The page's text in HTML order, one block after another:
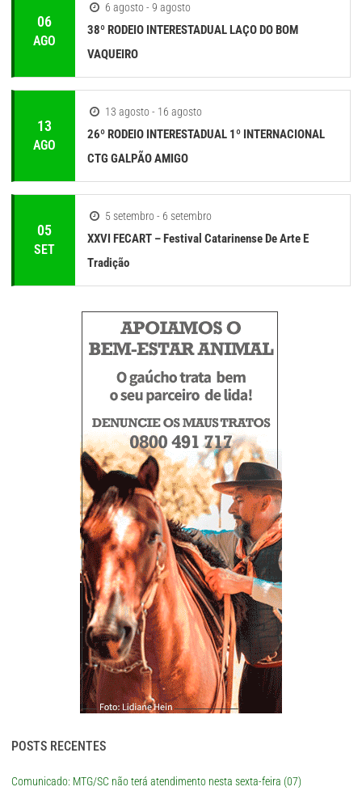
06
AGO
6 agosto - 9 agosto
38º RODEIO INTERESTADUAL LAÇO DO BOM
VAQUEIRO
13
AGO
13 agosto - 16 agosto
26º RODEIO INTERESTADUAL 1º INTERNACIONAL
CTG GALPÃO AMIGO
05
SET
5 setembro - 6 setembro
XXVI FECART – Festival Catarinense De Arte E
Tradição
POSTS RECENTES
Comunicado: MTG/SC não terá atendimento nesta sexta-feira (07)